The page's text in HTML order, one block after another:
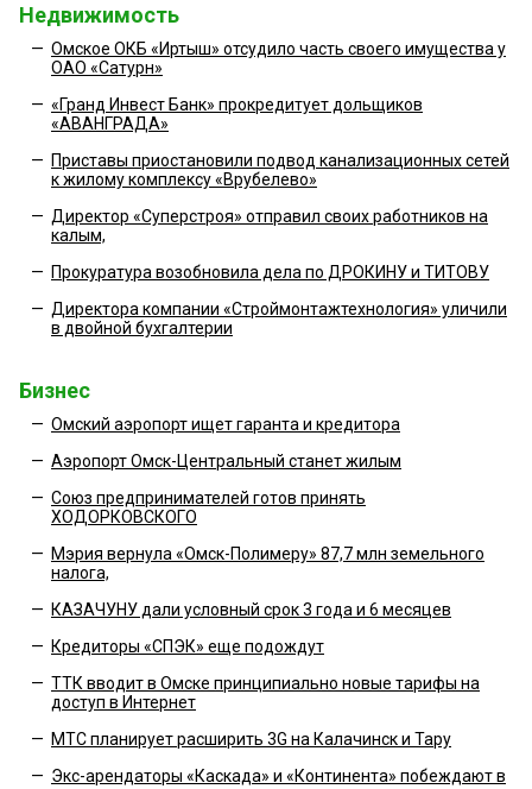
Недвижимость
— Омское ОКБ «Иртыш» отсудило часть своего имущества у
ОАО «Сатурн»
— «Гранд Инвест Банк» прокредитует дольщиков
«АВАНГРАДА»
— Приставы приостановили подвод канализационных сетей
к жилому комплексу «Врубелево»
— Директор «Суперстроя» отправил своих работников на
калым,
— Прокуратура возобновила дела по ДРОКИНУ и ТИТОВУ
— Директора компании «Строймонтажтехнология» уличили
в двойной бухгалтерии
Бизнес
— Омский аэропорт ищет гаранта и кредитора
— Аэропорт Омск-Центральный станет жилым
— Союз предпринимателей готов принять
ХОДОРКОВСКОГО
— Мэрия вернула «Омск-Полимеру» 87,7 млн земельного
налога,
— КАЗАЧУНУ дали условный срок 3 года и 6 месяцев
— Кредиторы «СПЭК» еще подождут
— ТТК вводит в Омске принципиально новые тарифы на
доступ в Интернет
— МТС планирует расширить 3G на Калачинск и Тару
— Экс-арендаторы «Каскада» и «Континента» побеждают в